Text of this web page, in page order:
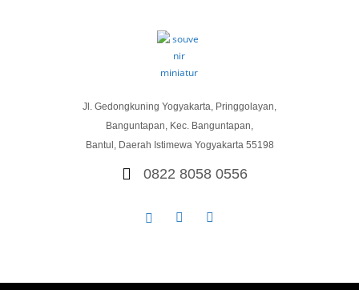
Jl. Gedongkuning Yogyakarta, Pringgolayan,
Banguntapan, Kec. Banguntapan,
Bantul, Daerah Istimewa Yogyakarta 55198
0822 8058 0556